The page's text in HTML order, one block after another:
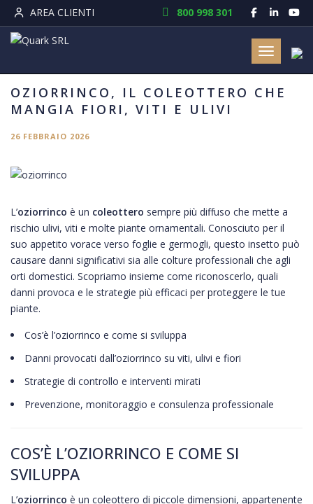
800 998 301
AREA CLIENTI
Toggle
OZIORRINCO, IL COLEOTTERO CHE
MANGIA FIORI, VITI E ULIVI
26 FEBBRAIO 2026
L’oziorrinco è un coleottero sempre più diffuso che mette a
rischio ulivi, viti e molte piante ornamentali. Conosciuto per il
suo appetito vorace verso foglie e germogli, questo insetto può
causare danni significativi sia alle colture professionali che agli
orti domestici. Scopriamo insieme come riconoscerlo, quali
danni provoca e le strategie più efficaci per proteggere le tue
piante.
Cos’è l’oziorrinco e come si sviluppa
Danni provocati dall’oziorrinco su viti, ulivi e fiori
Strategie di controllo e interventi mirati
Prevenzione, monitoraggio e consulenza professionale
COS’È L’OZIORRINCO E COME SI
SVILUPPA
L’oziorrinco è un coleottero di piccole dimensioni, appartenente